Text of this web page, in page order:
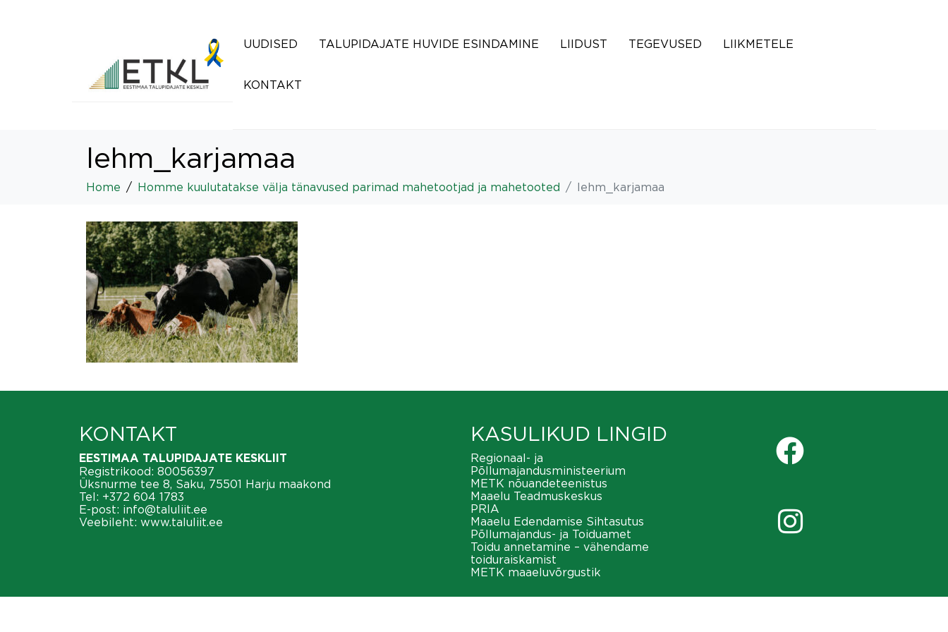
UUDISED TALUPIDAJATE HUVIDE ESINDAMINE LIIDUST TEGEVUSED LIIKMETELE
KONTAKT
lehm_karjamaa
Home Homme kuulutatakse välja tänavused parimad mahetootjad ja mahetooted lehm_karjamaa
KONTAKT
EESTIMAA TALUPIDAJATE KESKLIIT
Registrikood: 80056397
Üksnurme tee 8, Saku, 75501 Harju maakond
Tel: +372 604 1783
E-post: info@taluliit.ee
Veebileht: www.taluliit.ee
KASULIKUD LINGID
Regionaal- ja
Põllumajandusministeerium
METK nõuandeteenistus
Maaelu Teadmuskeskus
PRIA
Maaelu Edendamise Sihtasutus
Põllumajandus- ja Toiduamet
Toidu annetamine – vähendame
toiduraiskamist
METK maaeluvõrgustik